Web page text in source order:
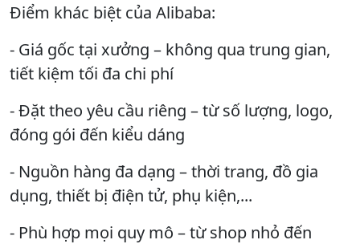
Điểm khác biệt của Alibaba:
- Giá gốc tại xưởng – không qua trung gian,
tiết kiệm tối đa chi phí
- Đặt theo yêu cầu riêng – từ số lượng, logo,
đóng gói đến kiểu dáng
- Nguồn hàng đa dạng – thời trang, đồ gia
dụng, thiết bị điện tử, phụ kiện,...
- Phù hợp mọi quy mô – từ shop nhỏ đến